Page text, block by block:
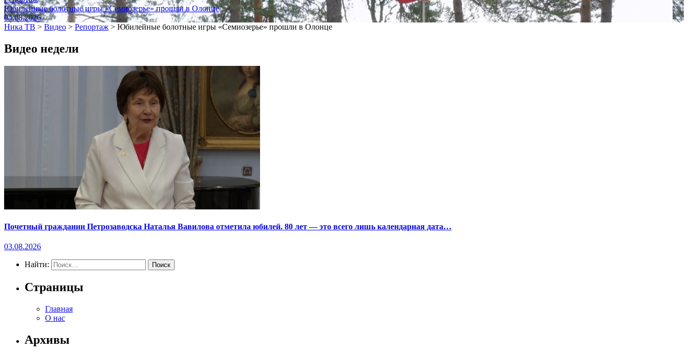
Юбилейные болотные игры «Семиозерье» прошли в Олонце
04.08.2026
Ника ТВ > Видео > Репортаж > Юбилейные болотные игры «Семиозерье» прошли в Олонце
Видео недели
Почетный гражданин Петрозаводска Наталья Вавилова отметила юбилей. 80 лет — это всего лишь календарная дата…
03.08.2026
Найти:
Страницы
Главная
О нас
Архивы